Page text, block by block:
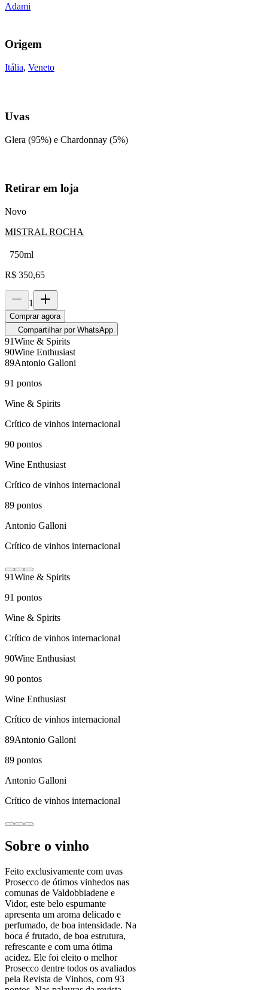
Adami
Origem
Itália, Veneto
Uvas
Glera (95%) e Chardonnay (5%)
Retirar em loja
Novo
MISTRAL ROCHA
750ml
R$ 350,65
1
Comprar agora
Compartilhar por WhatsApp
91Wine & Spirits
90Wine Enthusiast
89Antonio Galloni
91 pontos
Wine & Spirits
Crítico de vinhos internacional
90 pontos
Wine Enthusiast
Crítico de vinhos internacional
89 pontos
Antonio Galloni
Crítico de vinhos internacional
91Wine & Spirits
91 pontos
Wine & Spirits
Crítico de vinhos internacional
90Wine Enthusiast
90 pontos
Wine Enthusiast
Crítico de vinhos internacional
89Antonio Galloni
89 pontos
Antonio Galloni
Crítico de vinhos internacional
Sobre o vinho
Feito exclusivamente com uvas
Prosecco de ótimos vinhedos nas
comunas de Valdobbiadene e
Vidor, este belo espumante
apresenta um aroma delicado e
perfumado, de boa intensidade. Na
boca é frutado, de boa estrutura,
refrescante e com uma ótima
acidez. Ele foi eleito o melhor
Prosecco dentre todos os avaliados
pela Revista de Vinhos, com 93